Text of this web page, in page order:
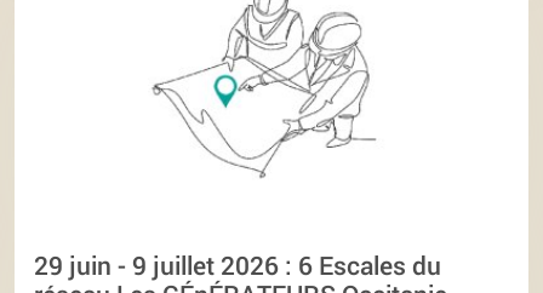
29 juin - 9 juillet 2026 : 6 Escales du